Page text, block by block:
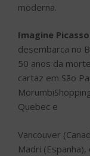
moderna.
Imagine Picasso
desembarca no
50 anos da
cartaz em São
Quebec e
Vancouver
Madri